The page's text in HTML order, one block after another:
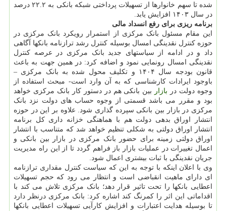
شده تا سهم خانوارها از تسهیلات پرداختی شبکه بانکی به ۲۲.۲ درصد
در سال ۱۴۰۳ افزایش یابد.
برنامه ریزی برای رفع انسداد مالی
این مقام مسئول بانک مرکزی از استمرار رویکرد بانک مرکزی در
حوزه کنترل نقدینگی امسال بوسیله کنترل رشد ترازنامه بانکها آگاهی
داد و در ادامه از سیاستهای جدید بانک مرکزی در عرصه کنترل
نقدینگی امسال رونمایی نمود و اضافه کرد: در همین جهت به باعث
قانون بودجه سال ۱۴۰۴ و تکلیف محول شده به بانک مرکزی –
باوجود ایرادات کارشناسی که به آن وارد است- مبحث استفاده از
وجوه دولت در بازار
بین بانکی هم در دستور کار بانک مرکزی خواهد
بود و مقرر می باشد قسمتی از وجوه حساب های دولت نزد بانک
مرکزی در بازار بین بانکی سپرده گذاری شود. علاوه بر این در حوزه
انتشار اوراق بدهی دولت هم با هماهنگی خزانه داری کل برنامه
انتشار اوراق دولتی به شکلی تنظیم خواهد شد که متناسب با انتشار
اوراق دولتی زمینه برای حضور بانک مرکزی در بازار بین بانکی و
اعمال تغییرات در عملیات بازار باز فراهم گردد تا از این راه مدیریت
جریان نقدینگی با ثبات بیشتری اعمال شود.
وی با اعلان اینکه با توجه به این که سیاست کنترل مقداری ترازنامه
ای دارای ماهیت انقباضی است و انتظار می رود که حجم تسهیلات
اعطایی بانکها را تحت تاثیر قرار دهد؛ بانک مرکزی تلاش می کند با
اقداماتی این اثر را کمرنگ کند اشاره کرد: بانک مرکزی درنظر دارد
تا بوسیله هدایت اعتبارات و افزایش کارآیی تسهیلات اعطایی بانکها